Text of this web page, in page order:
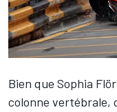
Bien que Sophia
colonne vertébrale,